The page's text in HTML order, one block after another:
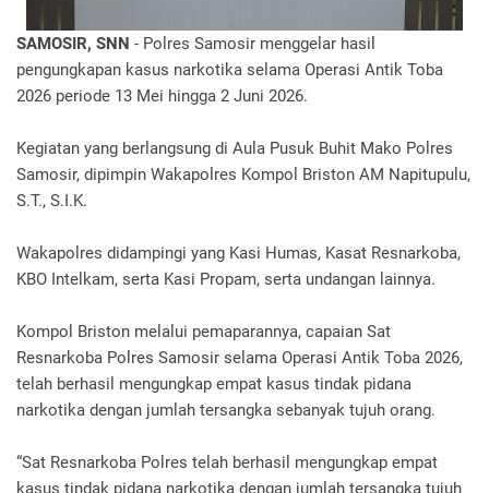
SAMOSIR, SNN - Polres Samosir menggelar hasil
pengungkapan kasus narkotika selama Operasi Antik Toba
2026 periode 13 Mei hingga 2 Juni 2026.
Kegiatan yang berlangsung di Aula Pusuk Buhit Mako Polres
Samosir, dipimpin Wakapolres Kompol Briston AM Napitupulu,
S.T., S.I.K.
Wakapolres didampingi yang Kasi Humas, Kasat Resnarkoba,
KBO Intelkam, serta Kasi Propam, serta undangan lainnya.
Kompol Briston melalui pemaparannya, capaian Sat
Resnarkoba Polres Samosir selama Operasi Antik Toba 2026,
telah berhasil mengungkap empat kasus tindak pidana
narkotika dengan jumlah tersangka sebanyak tujuh orang.
“Sat Resnarkoba Polres telah berhasil mengungkap empat
kasus tindak pidana narkotika dengan jumlah tersangka tujuh